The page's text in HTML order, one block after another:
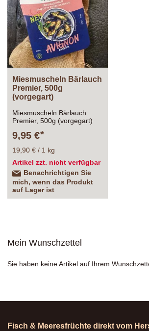
HINZUFÜGEN
Miesmuscheln Bärlauch
Premier, 500g
(vorgegart)
Miesmuscheln Bärlauch
Premier, 500g (vorgegart)
9,95 €
19,90 € / 1 kg
Artikel zzt. nicht verfügbar
Benachrichtigen Sie
mich, wenn das Produkt
auf Lager ist
Mein Wunschzettel
Sie haben keine Artikel auf Ihrem
Fisch & Meeresfrüchte direkt vom